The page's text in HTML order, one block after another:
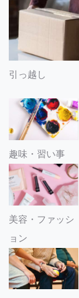
引っ越し
趣味・習い事
美容・ファッシ
ョン